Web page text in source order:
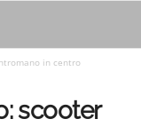
in centro
scooter